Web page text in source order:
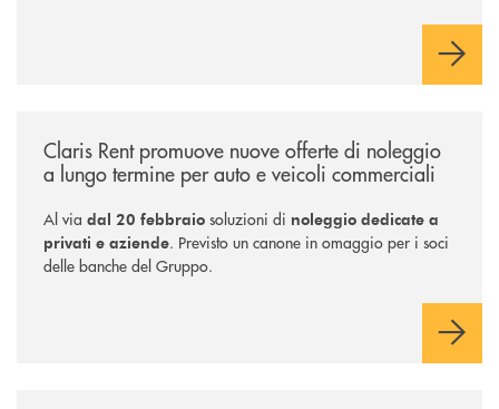
Claris Rent promuove nuove offerte di noleggio
a lungo termine per auto e veicoli commerciali
Al via dal 20 febbraio soluzioni di noleggio dedicate a
privati e aziende. Previsto un canone in omaggio per i soci
delle banche del Gruppo.